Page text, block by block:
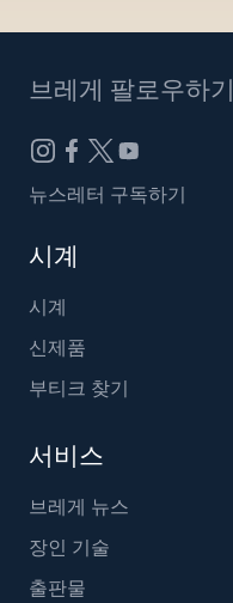
브레게 팔로우하기
뉴스레터 구독하기
시계
시계
신제품
부티크 찾기
서비스
브레게 뉴스
장인 기술
출판물